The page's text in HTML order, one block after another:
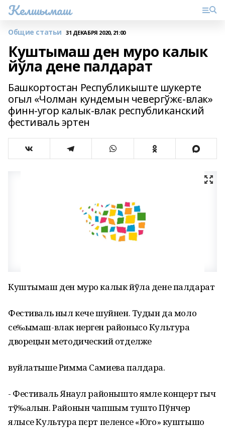
Келшымаш
Общие статьи 31 ДЕКАБРЯ 2020, 21:00
Куштымаш ден муро калык
йўла дене палдарат
Башкортостан Республикыште шукерте
огыл «Чолман кундемын чевергўжє-влак»
финн-угор калык-влак республиканский
фестиваль эртен
Куштымаш ден муро калык йўла дене палдарат
Фестиваль ныл кече шуйнен. Тудын да моло
се‰ымаш-влак нерген районысо Культура
дворецын методический отделже
вуйлатыше Римма Самиева палдара.
- Фестиваль Янаул районышто ямле концерт гыч
тў‰алын. Районын чапшым тушто Пўнчер
ялысе Культура пєрт пеленсе «Юго» куштышо